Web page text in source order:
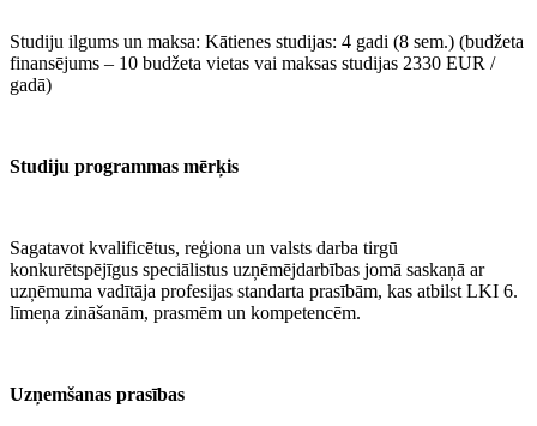
Studiju ilgums un maksa: Kātienes studijas: 4 gadi (8 sem.) (budžeta
finansējums – 10 budžeta vietas vai maksas studijas 2330 EUR /
gadā)
Studiju programmas mērķis
Sagatavot kvalificētus, reģiona un valsts darba tirgū
konkurētspējīgus speciālistus uzņēmējdarbības jomā saskaņā ar
uzņēmuma vadītāja profesijas standarta prasībām, kas atbilst LKI 6.
līmeņa zināšanām, prasmēm un kompetencēm.
Uzņemšanas prasības